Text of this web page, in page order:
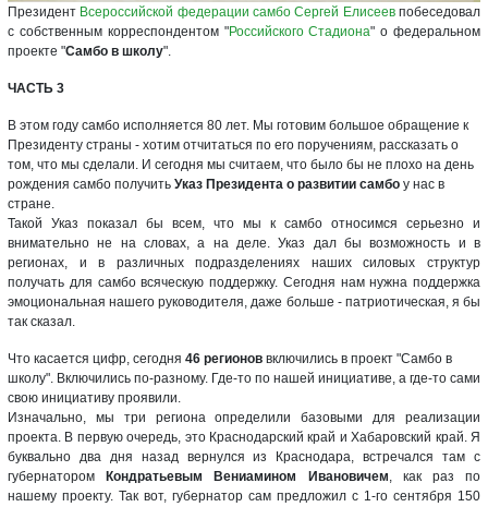
Президент Всероссийской федерации самбо Сергей Елисеевпобеседовал
с собственным корреспондентом "Российского Стадиона" о федеральном
проекте "Самбо в школу".
ЧАСТЬ 3
В этом году самбо исполняется 80 лет. Мы готовим большое обращение к
Президенту страны - хотим отчитаться по его поручениям, рассказать о
том, что мы сделали. И сегодня мы считаем, что было бы не плохо на день
рождения самбо получить Указ Президента о развитии самбо у нас в
стране.
Такой Указ показал бы всем, что мы к самбо относимся серьезно и
внимательно не на словах, а на деле. Указ дал бы возможность и в
регионах, и в различных подразделениях наших силовых структур
получать для самбо всяческую поддержку. Сегодня нам нужна поддержка
эмоциональная нашего руководителя, даже больше - патриотическая, я бы
так сказал.
Что касается цифр, сегодня 46 регионов включились в проект "Самбо в
школу". Включились по-разному. Где-то по нашей инициативе, а где-то сами
свою инициативу проявили.
Изначально, мы три региона определили базовыми для реализации
проекта. В первую очередь, это Краснодарский край и Хабаровский край. Я
буквально два дня назад вернулся из Краснодара, встречался там с
губернатором
Кондратьевым Вениамином Ивановичем, как раз по
нашему проекту. Так вот, губернатор сам предложил с 1-го сентября 150